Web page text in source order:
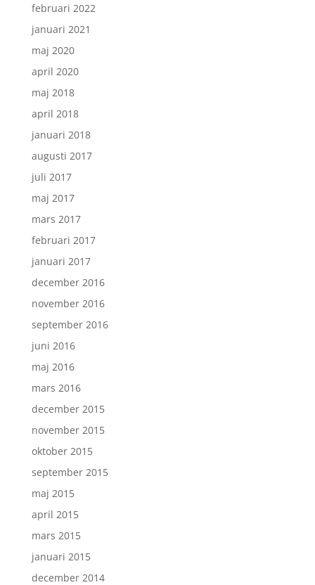
februari 2022
januari 2021
maj 2020
april 2020
maj 2018
april 2018
januari 2018
augusti 2017
juli 2017
maj 2017
mars 2017
februari 2017
januari 2017
december 2016
november 2016
september 2016
juni 2016
maj 2016
mars 2016
december 2015
november 2015
oktober 2015
september 2015
maj 2015
april 2015
mars 2015
januari 2015
december 2014